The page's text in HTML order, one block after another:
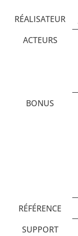
RÉALISATEUR
ACTEURS
BONUS
RÉFÉRENCE
SUPPORT